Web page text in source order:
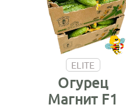
ELITE
Огурец
Магнит F1